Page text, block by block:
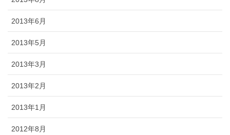
2013年6月
2013年5月
2013年3月
2013年2月
2013年1月
2012年8月